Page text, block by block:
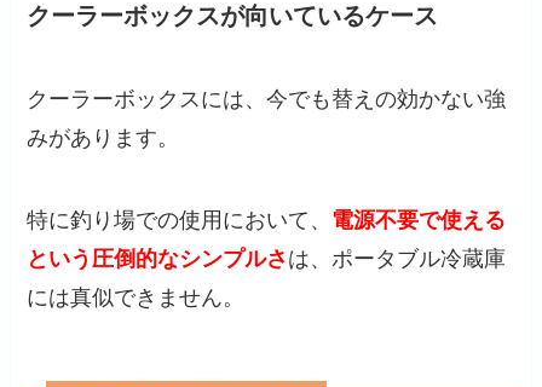
クーラーボックスが向いているケース
クーラーボックスには、今でも替えの効かない強
みがあります。
特に釣り場での使用において、 電源不要で使える
という圧倒的なシンプルさ は、ポータブル冷蔵庫
には真似できません。